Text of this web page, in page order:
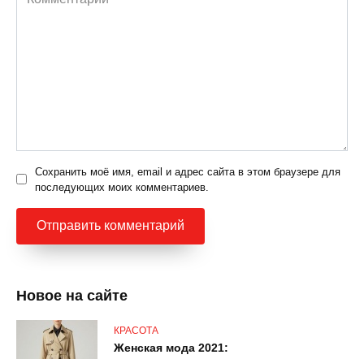
Сохранить моё имя, email и адрес сайта в этом браузере для
последующих моих комментариев.
Новое на сайте
КРАСОТА
Женская мода 2021: